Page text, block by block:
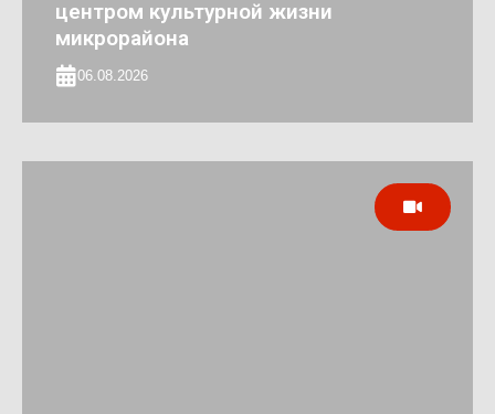
центром культурной жизни
микрорайона
06.08.2026